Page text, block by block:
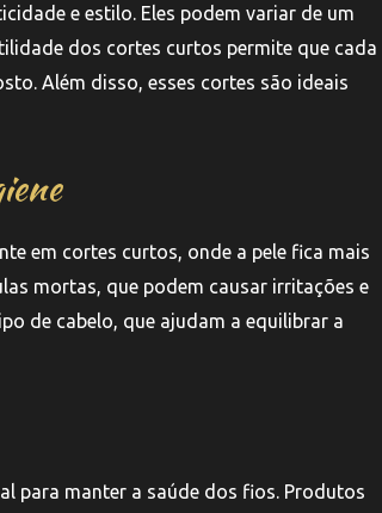
e estilo. Eles podem variar de um
dos cortes curtos permite que cada
Além disso, esses cortes são ideais
em cortes curtos, onde a pele fica mais
mortas, que podem causar irritações e
de cabelo, que ajudam a equilibrar a
para manter a saúde dos fios. Produtos